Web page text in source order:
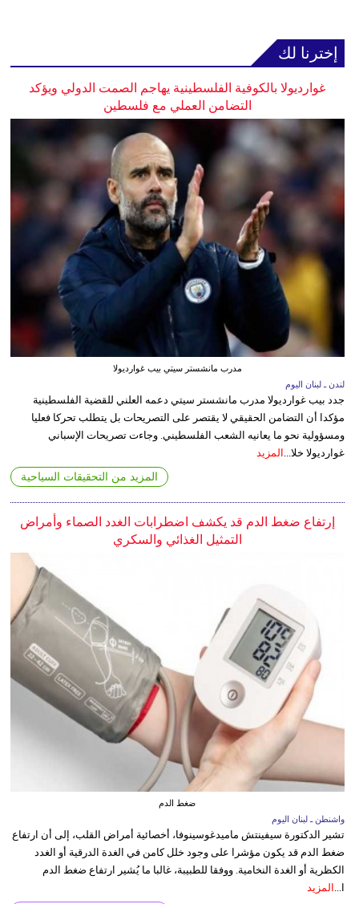
إخترنا لك
غوارديولا بالكوفية الفلسطينية يهاجم الصمت الدولي ويؤكد
التضامن العملي مع فلسطين
مدرب مانشستر سيتي بيب غوارديولا
لندن ـ لبنان اليوم
جدد بيب غوارديولا مدرب مانشستر سيتي دعمه العلني للقضية الفلسطينية
مؤكدا أن التضامن الحقيقي لا يقتصر على التصريحات بل يتطلب تحركا فعليا
ومسؤولية نحو ما يعانيه الشعب الفلسطيني. وجاءت تصريحات الإسباني
غوارديولا خلا... المزيد
المزيد من التحقيقات السياحية
إرتفاع ضغط الدم قد يكشف اضطرابات الغدد الصماء وأمراض
التمثيل الغذائي والسكري
ضغط الدم
واشنطن ـ لبنان اليوم
تشير الدكتورة سيفينتش ماميدغوسينوفا، أخصائية أمراض القلب، إلى أن ارتفاع
ضغط الدم قد يكون مؤشرا على وجود خلل كامن في الغدة الدرقية أو الغدد
الكظرية أو الغدة النخامية. ووفقا للطبيبة، غالبا ما يُشير ارتفاع ضغط الدم
ا... المزيد